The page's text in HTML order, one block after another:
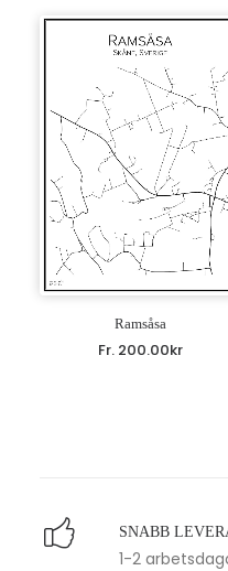
Ramsåsa
Fr. 200.00kr
SNABB
1-2